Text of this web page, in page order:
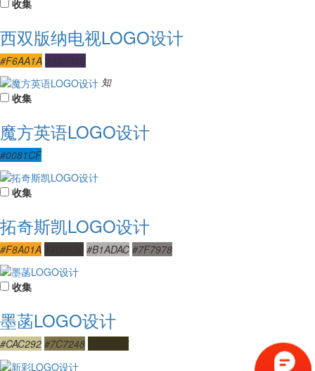
收集
西双版纳电视LOGO设计
#F6AA1A #462B5B
知
收集
魔方英语LOGO设计
#0081CF
收集
拓奇斯凯LOGO设计
#F8A01A #B1ADAC #7F7978
收集
墨菡LOGO设计
#CAC292 #7C7248 #3C3317